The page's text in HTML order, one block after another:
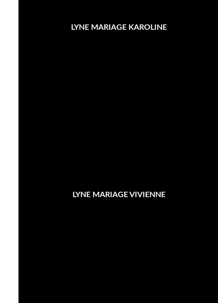
LYNE MARIAGE KAROLINE
LYNE MARIAGE VIVIENNE